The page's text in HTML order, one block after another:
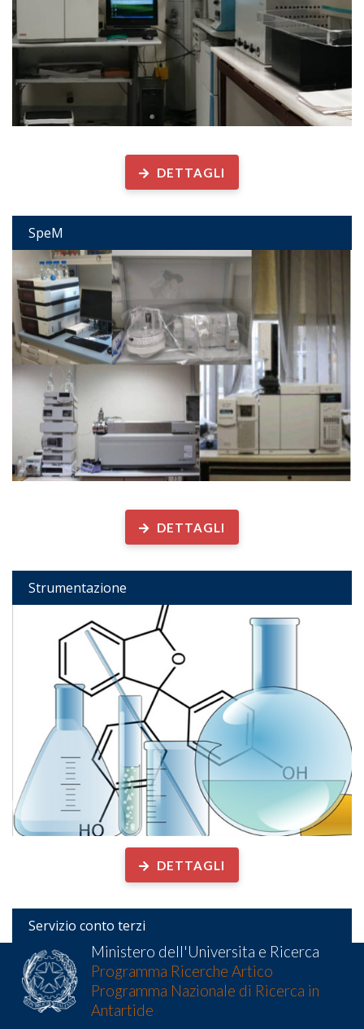
DETTAGLI
SpeM
DETTAGLI
Strumentazione
DETTAGLI
Servizio conto terzi
Ministero dell'Universita e Ricerca
Programma Ricerche Artico
Programma Nazionale di Ricerca in
Antartide